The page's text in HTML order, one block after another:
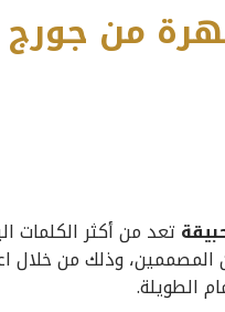
من جورج
تعد من أكثر الكلمات
وذلك من خلال
الطويلة.